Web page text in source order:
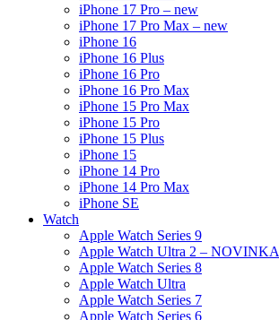
iPhone 17 Pro – new
iPhone 17 Pro Max – new
iPhone 16
iPhone 16 Plus
iPhone 16 Pro
iPhone 16 Pro Max
iPhone 15 Pro Max
iPhone 15 Pro
iPhone 15 Plus
iPhone 15
iPhone 14 Pro
iPhone 14 Pro Max
iPhone SE
Watch
Apple Watch Series 9
Apple Watch Ultra 2 – NOVINKA
Apple Watch Series 8
Apple Watch Ultra
Apple Watch Series 7
Apple Watch Series 6